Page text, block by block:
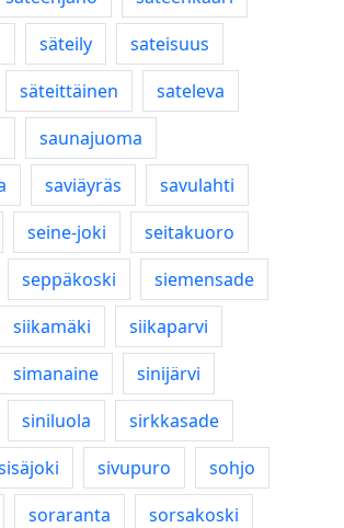
säteily
sateisuus
säteittäinen
sateleva
saunajuoma
saviäyräs
savulahti
seine-joki
seitakuoro
seppäkoski
siemensade
siikamäki
siikaparvi
simanaine
sinijärvi
siniluola
sirkkasade
sivupuro
sohjo
soraranta sorsakoski